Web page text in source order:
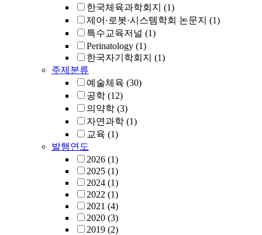
한국체육과학회지 (1)
제어·로봇·시스템학회 논문지 (1)
특수교육저널 (1)
Perinatology (1)
한국자기학회지 (1)
주제분류
예술체육 (30)
공학 (12)
의약학 (3)
자연과학 (1)
교육 (1)
발행연도
2026 (1)
2025 (1)
2024 (1)
2022 (1)
2021 (4)
2020 (3)
2019 (2)